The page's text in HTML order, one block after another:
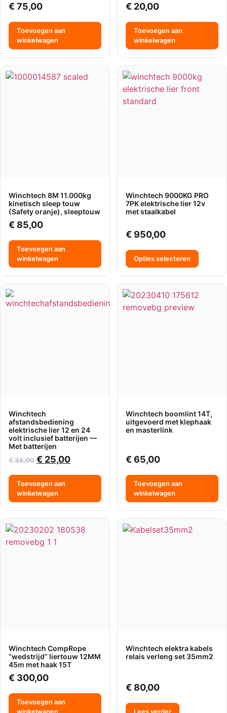
€75,00
Toevoegen aan
winkelwagen
€ 20,00
Toevoegen aan
winkelwagen
Winchtech 8M 11.000kg
kinetisch sleep touw
(Safety oranje), sleeptouw
€ 85,00
Toevoegen aan
winkelwagen
Winchtech 9000KG PRO
7PK elektrische lier 12v
met staalkabel
€ 950,00
Opties selecteren
Winchtech
afstandsbediening
elektrische lier 12 en 24
volt inclusief batterijen —
Met batterijen
€35,00 € 25,00
Toevoegen aan
winkelwagen
Winchtech boomlint 14T,
uitgevoerd met klephaak
en masterlink
€65,00
Toevoegen aan
winkelwagen
Winchtech CompRope
“wedstrijd” liertouw 12MM
45m met haak 15T
€ 300,00
Toevoegen aan
winkelwagen
Winchtech elektra kabels
relais verleng set 35mm2
€ 80,00
Lees verder